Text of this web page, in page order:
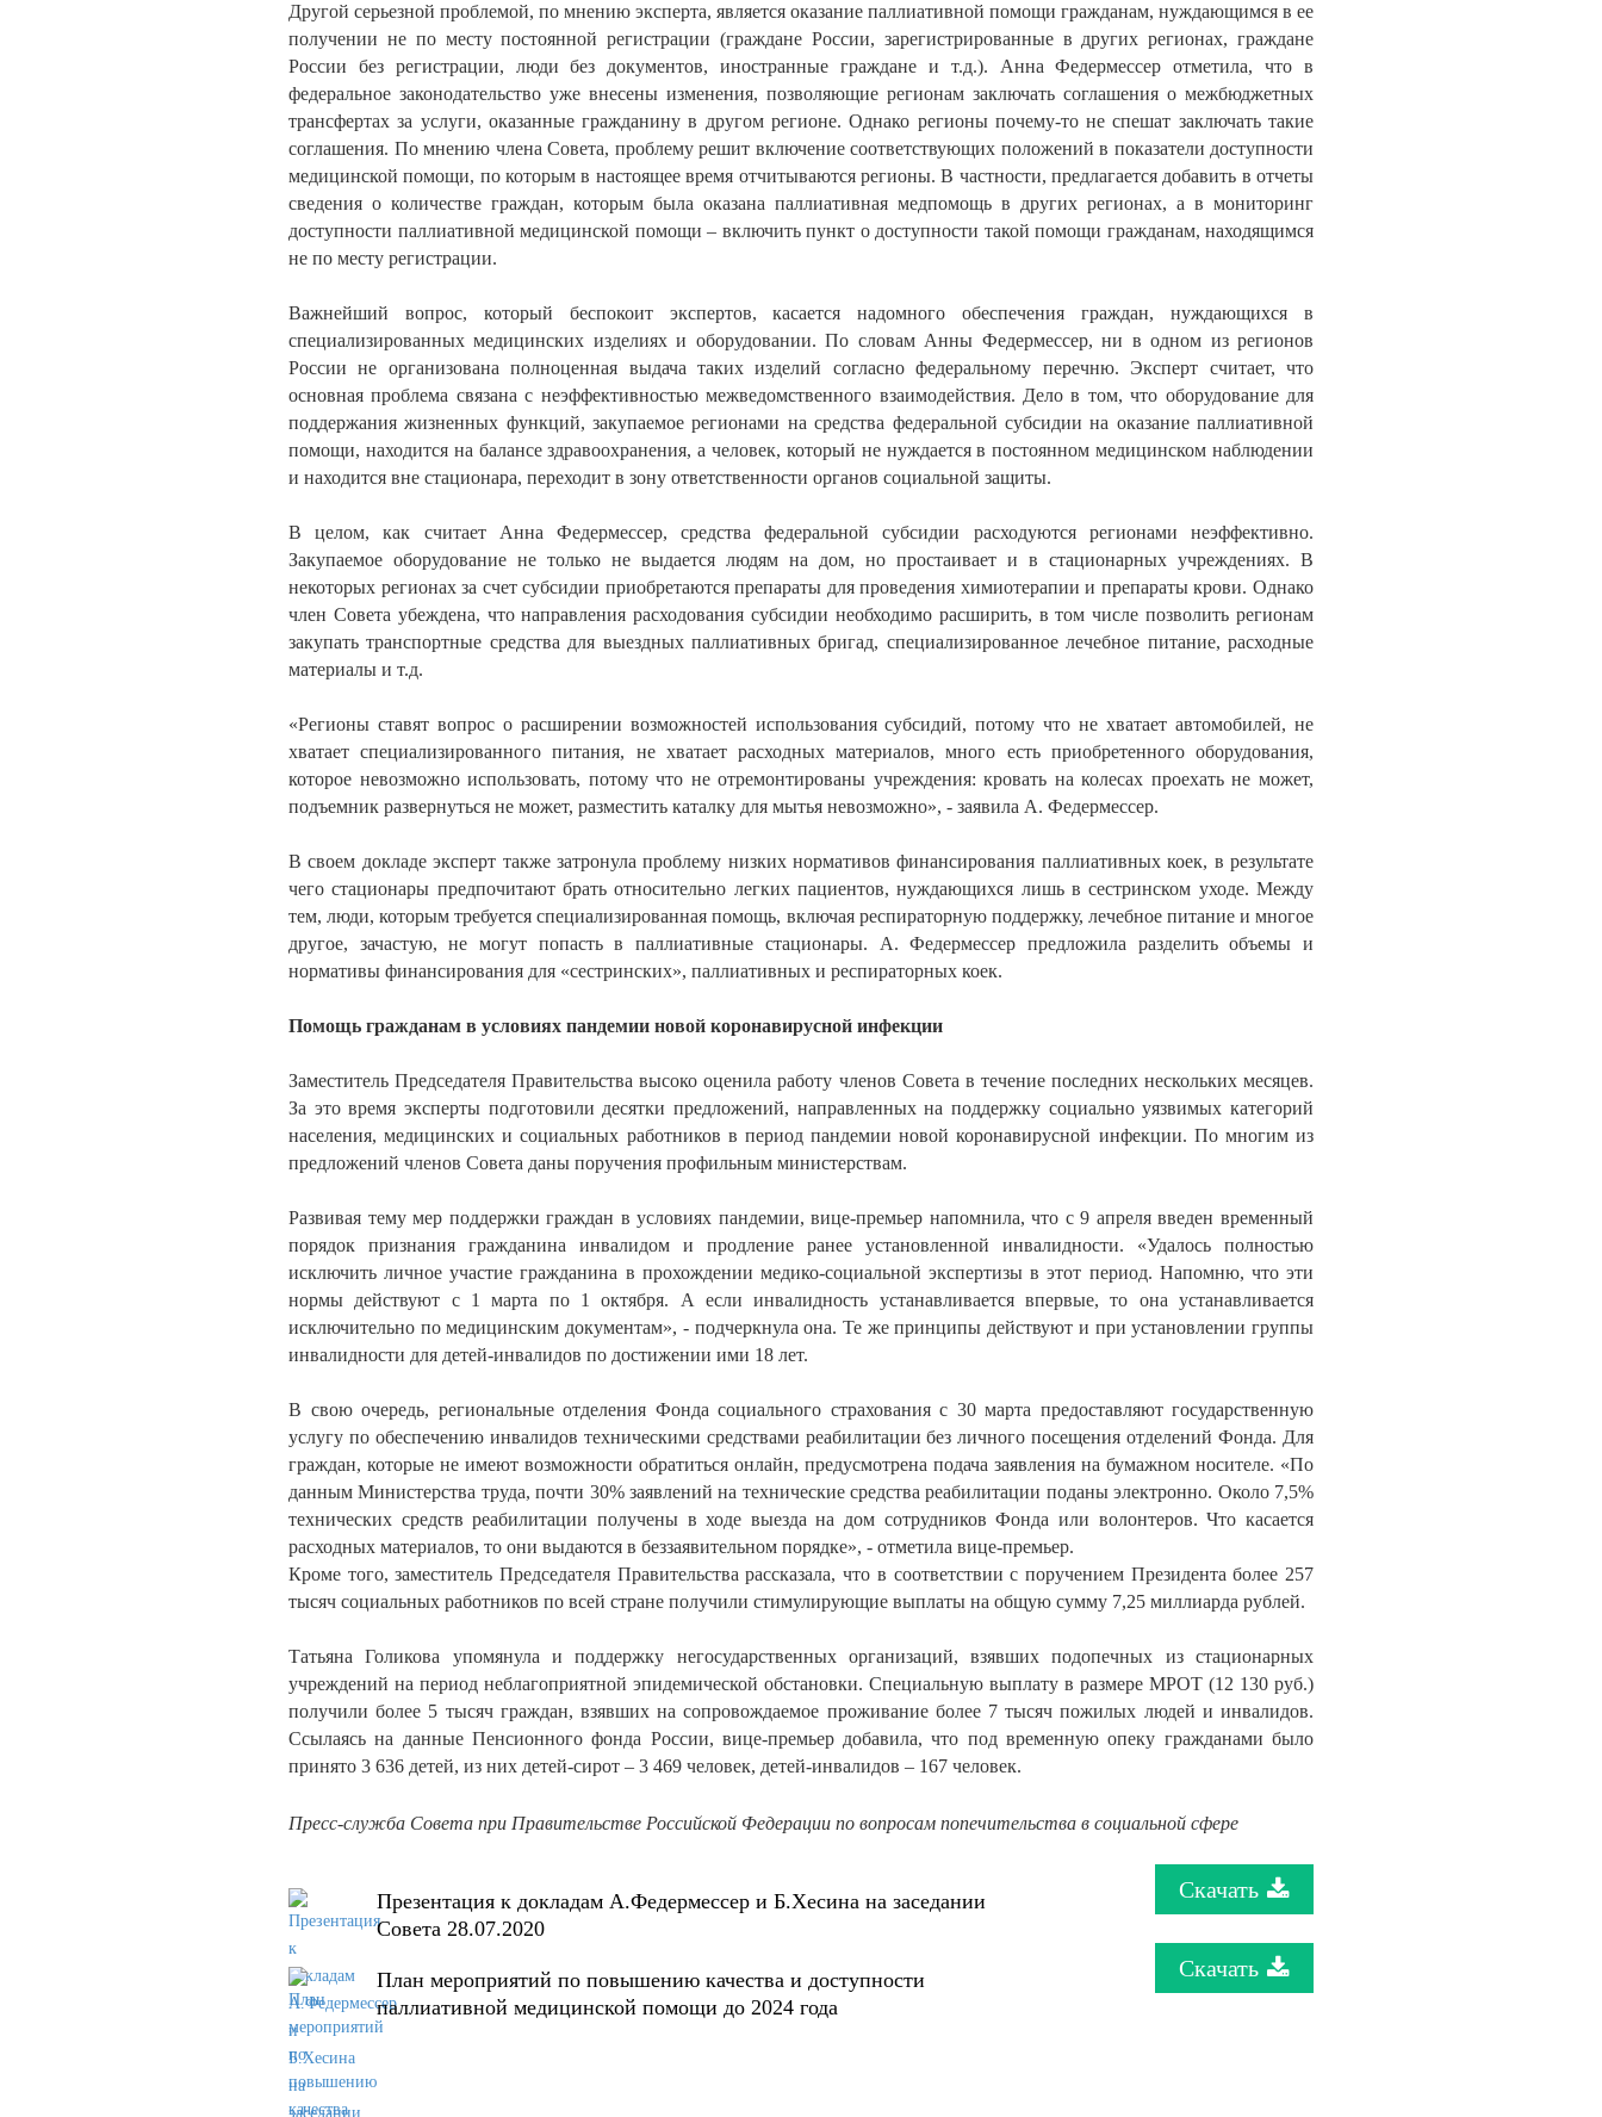
Другой серьезной проблемой, по мнению эксперта, является оказание паллиативной помощи гражданам, нуждающимся в ее
получении не по месту постоянной регистрации (граждане России, зарегистрированные в других регионах, граждане
России без регистрации, люди без документов, иностранные граждане и т.д.). Анна Федермессер отметила, что в
федеральное законодательство уже внесены изменения, позволяющие регионам заключать соглашения о межбюджетных
трансфертах за услуги, оказанные гражданину в другом регионе. Однако регионы почему-то не спешат заключать такие
соглашения. По мнению члена Совета, проблему решит включение соответствующих положений в показатели доступности
медицинской помощи, по которым в настоящее время отчитываются регионы. В частности, предлагается добавить в отчеты
сведения о количестве граждан, которым была оказана паллиативная медпомощь в других регионах, а в мониторинг
доступности паллиативной медицинской помощи – включить пункт о доступности такой помощи гражданам, находящимся
не по месту регистрации.
Важнейший вопрос, который беспокоит экспертов, касается надомного обеспечения граждан, нуждающихся в
специализированных медицинских изделиях и оборудовании. По словам Анны Федермессер, ни в одном из регионов
России не организована полноценная выдача таких изделий согласно федеральному перечню. Эксперт считает, что
основная проблема связана с неэффективностью межведомственного взаимодействия. Дело в том, что оборудование для
поддержания жизненных функций, закупаемое регионами на средства федеральной субсидии на оказание паллиативной
помощи, находится на балансе здравоохранения, а человек, который не нуждается в постоянном медицинском наблюдении
и находится вне стационара, переходит в зону ответственности органов социальной защиты.
В целом, как считает Анна Федермессер, средства федеральной субсидии расходуются регионами неэффективно.
Закупаемое оборудование не только не выдается людям на дом, но простаивает и в стационарных учреждениях. В
некоторых регионах за счет субсидии приобретаются препараты для проведения химиотерапии и препараты крови. Однако
член Совета убеждена, что направления расходования субсидии необходимо расширить, в том числе позволить регионам
закупать транспортные средства для выездных паллиативных бригад, специализированное лечебное питание, расходные
материалы и т.д.
«Регионы ставят вопрос о расширении возможностей использования субсидий, потому что не хватает автомобилей, не
хватает специализированного питания, не хватает расходных материалов, много есть приобретенного оборудования,
которое невозможно использовать, потому что не отремонтированы учреждения: кровать на колесах проехать не может,
подъемник развернуться не может, разместить каталку для мытья невозможно», - заявила А. Федермессер.
В своем докладе эксперт также затронула проблему низких нормативов финансирования паллиативных коек, в результате
чего стационары предпочитают брать относительно легких пациентов, нуждающихся лишь в сестринском уходе. Между
тем, люди, которым требуется специализированная помощь, включая респираторную поддержку, лечебное питание и многое
другое, зачастую, не могут попасть в паллиативные стационары. А. Федермессер предложила разделить объемы и
нормативы финансирования для «сестринских», паллиативных и респираторных коек.
Помощь гражданам в условиях пандемии новой коронавирусной инфекции
Заместитель Председателя Правительства высоко оценила работу членов Совета в течение последних нескольких месяцев.
За это время эксперты подготовили десятки предложений, направленных на поддержку социально уязвимых категорий
населения, медицинских и социальных работников в период пандемии новой коронавирусной инфекции. По многим из
предложений членов Совета даны поручения профильным министерствам.
Развивая тему мер поддержки граждан в условиях пандемии, вице-премьер напомнила, что с 9 апреля введен временный
порядок признания гражданина инвалидом и продление ранее установленной инвалидности. «Удалось полностью
исключить личное участие гражданина в прохождении медико-социальной экспертизы в этот период. Напомню, что эти
нормы действуют с 1 марта по 1 октября. А если инвалидность устанавливается впервые, то она устанавливается
исключительно по медицинским документам», - подчеркнула она. Те же принципы действуют и при установлении группы
инвалидности для детей-инвалидов по достижении ими 18 лет.
В свою очередь, региональные отделения Фонда социального страхования с 30 марта предоставляют государственную
услугу по обеспечению инвалидов техническими средствами реабилитации без личного посещения отделений Фонда. Для
граждан, которые не имеют возможности обратиться онлайн, предусмотрена подача заявления на бумажном носителе. «По
данным Министерства труда, почти 30% заявлений на технические средства реабилитации поданы электронно. Около 7,5%
технических средств реабилитации получены в ходе выезда на дом сотрудников Фонда или волонтеров. Что касается
расходных материалов, то они выдаются в беззаявительном порядке», - отметила вице-премьер.
Кроме того, заместитель Председателя Правительства рассказала, что в соответствии с поручением Президента более 257
тысяч социальных работников по всей стране получили стимулирующие выплаты на общую сумму 7,25 миллиарда рублей.
Татьяна Голикова упомянула и поддержку негосударственных организаций, взявших подопечных из стационарных
учреждений на период неблагоприятной эпидемической обстановки. Специальную выплату в размере МРОТ (12 130 руб.)
получили более 5 тысяч граждан, взявших на сопровождаемое проживание более 7 тысяч пожилых людей и инвалидов.
Ссылаясь на данные Пенсионного фонда России, вице-премьер добавила, что под временную опеку гражданами было
принято 3 636 детей, из них детей-сирот – 3 469 человек, детей-инвалидов – 167 человек.
Пресс-служба Совета при Правительстве Российской Федерации по вопросам попечительства в социальной сфере
Презентация к докладам А.Федермессер и Б.Хесина на заседании
Совета 28.07.2020
Скачать
План мероприятий по повышению качества и доступности
паллиативной медицинской помощи до 2024 года
Скачать